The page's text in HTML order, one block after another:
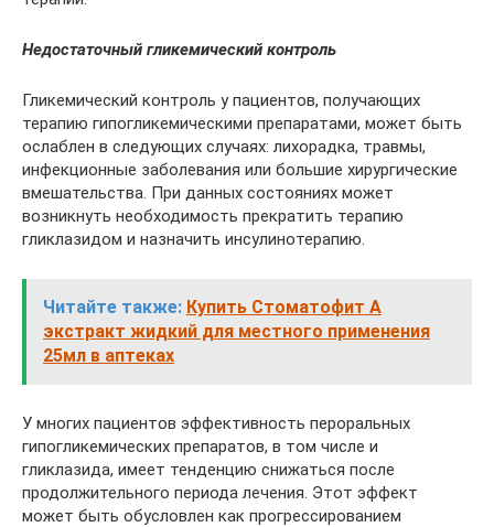
Недостаточный гликемический контроль
Гликемический контроль у пациентов, получающих
терапию гипогликемическими препаратами, может быть
ослаблен в следующих случаях: лихорадка, травмы,
инфекционные заболевания или большие хирургические
вмешательства. При данных состояниях может
возникнуть необходимость прекратить терапию
гликлазидом и назначить инсулинотерапию.
Читайте также: Купить Стоматофит А
экстракт жидкий для местного применения
25мл в аптеках
У многих пациентов эффективность пероральных
гипогликемических препаратов, в том числе и
гликлазида, имеет тенденцию снижаться после
продолжительного периода лечения. Этот эффект
может быть обусловлен как прогрессированием